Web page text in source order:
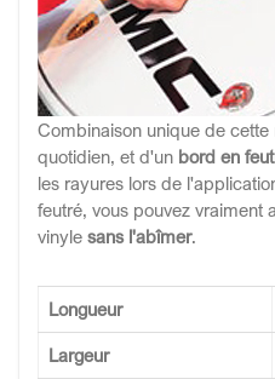
Combinaison unique de
quotidien, et d'un bord en
les rayures lors de
feutré, vous pouvez vraiment
vinyle sans l'abîmer.
Longueur
Largeur